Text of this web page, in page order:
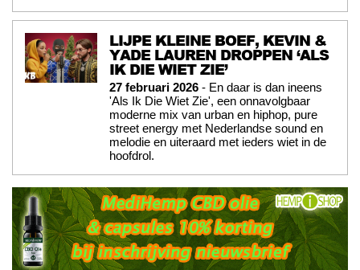
LIJPE KLEINE BOEF, KEVIN &
YADE LAUREN DROPPEN ‘ALS
IK DIE WIET ZIE’
27 februari 2026 - En daar is dan ineens
'Als Ik Die Wiet Zie', een onnavolgbaar
moderne mix van urban en hiphop, pure
street energy met Nederlandse sound en
melodie en uiteraard met ieders wiet in de
hoofdrol.